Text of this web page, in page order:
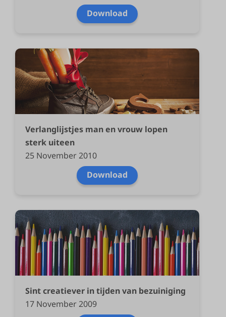
Download
Verlanglijstjes man en vrouw lopen
sterk uiteen
25 November 2010
Download
Sint creatiever in tijden van bezuiniging
17 November 2009